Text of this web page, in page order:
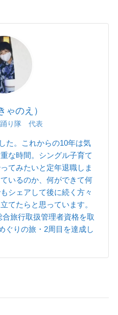
ゃのえ）
踊り隊 代表
た。これからの10年は気
な時間。シングル子育て
てみたいと定年退職しま
いるのか、何ができて何
シェアして後に続く方々
てたらと思っています。
旅行取扱管理者資格を取
ぐりの旅・2周目を達成し